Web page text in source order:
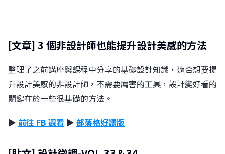
[文章] 3 個非設計師也能提升設計美感的方法
整理了之前講座與課程中分享的基礎設計知識，適合想要提
升設計美感的非設計師，不需要厲害的工具，設計變好看的
關鍵在於一些很基礎的方法󠀠󠀠。
▶ 前往 FB 觀看 ▶ 部落格好讀版